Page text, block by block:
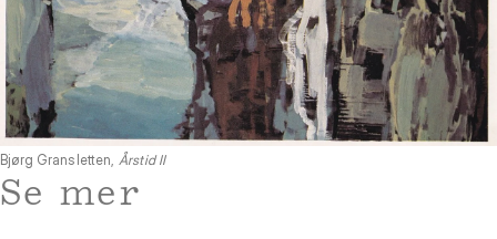
Bjørg Gransletten, Årstid II
Se mer